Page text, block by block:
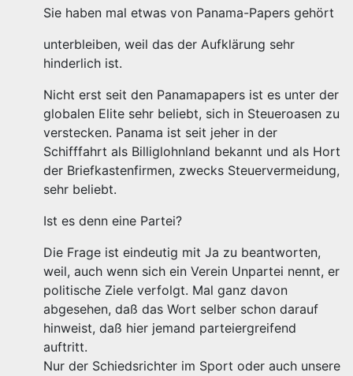
Sie haben mal etwas von Panama-Papers gehört
unterbleiben, weil das der Aufklärung sehr
hinderlich ist.
Nicht erst seit den Panamapapers ist es unter der
globalen Elite sehr beliebt, sich in Steueroasen zu
verstecken. Panama ist seit jeher in der
Schifffahrt als Billiglohnland bekannt und als Hort
der Briefkastenfirmen, zwecks Steuervermeidung,
sehr beliebt.
Ist es denn eine Partei?
Die Frage ist eindeutig mit Ja zu beantworten,
weil, auch wenn sich ein Verein Unpartei nennt, er
politische Ziele verfolgt. Mal ganz davon
abgesehen, daß das Wort selber schon darauf
hinweist, daß hier jemand parteiergreifend
auftritt.
Nur der Schiedsrichter im Sport oder auch unsere